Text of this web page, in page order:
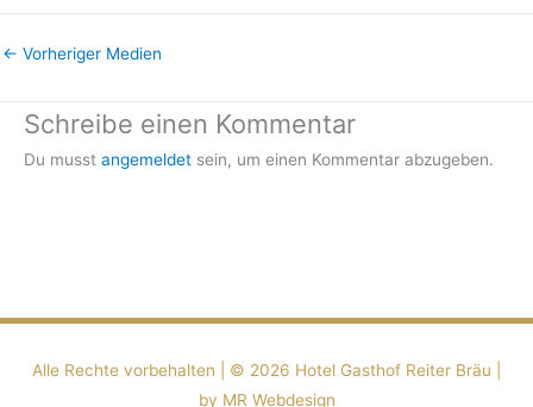
← Vorheriger Medien
Schreibe einen Kommentar
Du musst angemeldet sein, um einen Kommentar abzugeben.
Alle Rechte vorbehalten | ©️ 2026 Hotel Gasthof Reiter Bräu
by MR Webdesign